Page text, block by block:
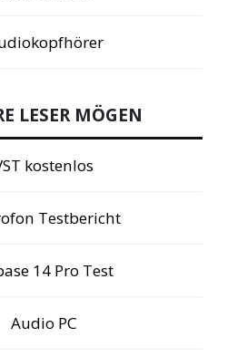
LESER MÖGEN
kostenlos
Testbericht
14 Pro Test
Audio PC